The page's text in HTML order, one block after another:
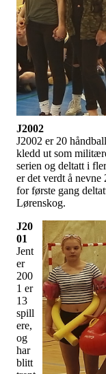
J2002
J2002 er 20
kledd ut som
serien og deltatt i
er det verdt å
for første gang
Lørenskog.
J20
01
Jent
er
200
1 er
13
spill
ere,
og
har
blitt